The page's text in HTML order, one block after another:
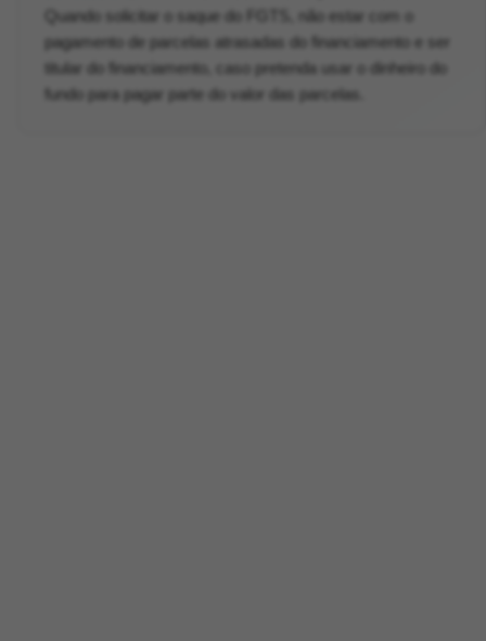
Quando solicitar o saque do FGTS, não estar com o
pagamento de parcelas atrasadas do financiamento e ser
titular do financiamento, caso pretenda usar o dinheiro do
fundo para pagar parte do valor das parcelas.